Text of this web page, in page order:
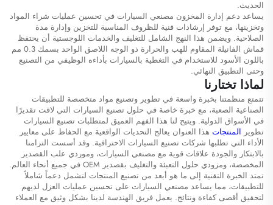
الحديث.
يساعد دعم إدارة المخزون مصنعي السيارات في تحسين عمليات شراء المواد
وتخزينها، مع توفر إرشادات فنية للظروف المناسبة للتخزين وإدارة مدة
الصلاحية. ويضمن هذا النهج الشامل للتغليف والخدمات اللوجستية أن يحتفظ
قماش الفانيلة المقاوم للهب والحرارة ذو الوجه اللاصق الواحد بسمك 0.3 مم
باللون الأسود للاستخدام في التغطية بالسيارات بأداءه الوظيفي من التصنيع
وحتى التطبيق النهائي.
لماذا تختارنا
تتمتع منظمتنا بخبرة واسعة في تطوير وتصنيع مواد متخصصة للتطبيقات
الصناعية الصعبة، مع خبرة خاصة في حلول تصنيع السيارات التي لاقت تقديرًا
في الأسواق الدولية. ويتيح لنا هذا الفهم العميق لمتطلبات تصنيع السيارات
تطوير المنتجات هذا العنوان يعالج التحديات الواقعية مع الحفاظ على معايير
الأداء التي تطلبها شركات تصنيع السيارات الاحترافية. وقد أسست التزامنا
بالابتكار والجودة علاقات قوية مع مصنعي السيارات، وموردي علب القصدير
المخصصة، ومزودي حلول التعبئة والتغليف بقصدير OEM في جميع أنحاء العالم.
تمتد الخبرة التقنية إلى ما هو أبعد من تصنيع المنتجات لتشمل دعماً شاملاً
للتطبيقات، مما يساعد مصنعي السيارات على تحسين عمليات العزل لديهم
لتحقيق أقصى كفاءة ونتائج. يعمل فريق الهندسة لدينا بشكل وثيق مع العملاء